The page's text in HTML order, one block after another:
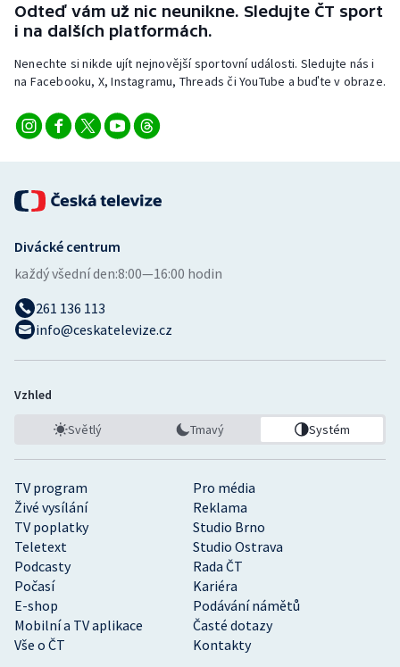
Odteď vám už nic neunikne. Sledujte ČT sport
i na dalších platformách.
Nenechte si nikde ujít nejnovější sportovní události. Sledujte nás i
na Facebooku, X, Instagramu, Threads či YouTube a buďte v obraze.
TV program
Pro média
Živé vysílání
Reklama
TV poplatky
Studio Brno
Teletext
Studio Ostrava
Podcasty
Rada ČT
Počasí
Kariéra
E-shop
Podávání námětů
Mobilní a TV aplikace
Časté dotazy
Vše o ČT
Kontakty
Divácké centrum
každý všední den:8:00—16:00 hodin
261 136 113
info@ceskatelevize.cz
Vzhled
Světlý Tmavý Systém